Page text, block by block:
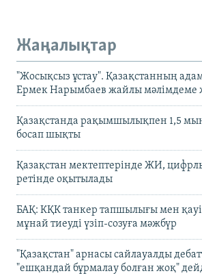
Жаңалықтар
"Жосықсыз ұстау". Қазақстанның
Ермек Нарымбаев жайлы мәлімдеме
Қазақстанда рақымшылықпен 1,5
босап шықты
Қазақстан мектептерінде ЖИ,
ретінде оқытылады
БАҚ: КҚК танкер тапшылығы мен
мұнай тиеуді үзіп-созуға мәжбүр
"Қазақстан" арнасы сайлауалды
"ешқандай бұрмалау болған жоқ"